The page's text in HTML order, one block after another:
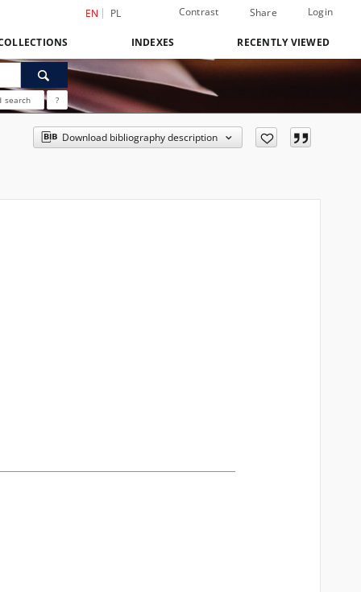
EN PL Contrast Share Login
INDEXES RECENTLY VIEWED
search ?
Download bibliography description